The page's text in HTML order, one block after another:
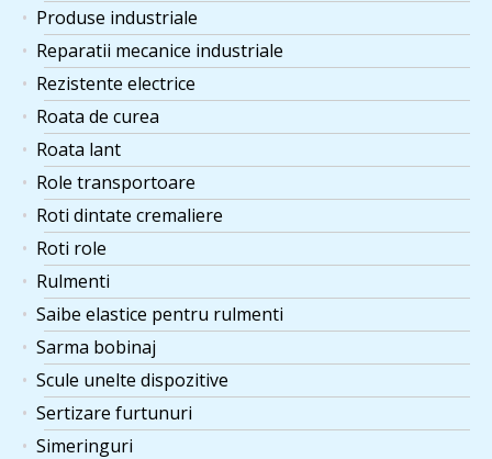
Produse industriale
Reparatii mecanice industriale
Rezistente electrice
Roata de curea
Roata lant
Role transportoare
Roti dintate cremaliere
Roti role
Rulmenti
Saibe elastice pentru rulmenti
Sarma bobinaj
Scule unelte dispozitive
Sertizare furtunuri
Simeringuri